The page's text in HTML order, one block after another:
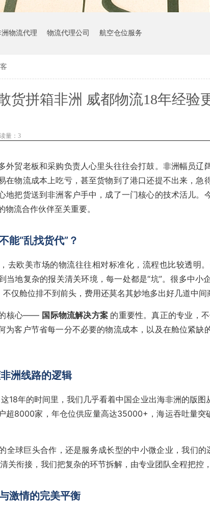
洲物流代理 物流代理公司 航空仓位服务
货拼箱非洲 威都物流18年经验
量： 3
外贸老板和采购负责人心里头往往会打鼓。非洲幅员辽
在物流成本上吃亏，甚至货物到了港口还提不出来，
地把货送到非洲客户手中，成了一门核心的技术活儿。
流合作伙伴至关重要。
能“乱找货代”？
去欧美市场的物流往往相对标准化，流程也比较透明
当地复杂的报关清关环境，每一处都是“坑”。很多中小
仅舱位排不到前头，费用还莫名其妙地多出好几道中间
的核心—— 国际物流解决方案 的重要性。真正的专业，
为客户节省每一分不必要的物流成本，以及在舱位紧缺
洲线路的逻辑
18年的时间里，我们几乎看着中国企业出海非洲的版
超8000家，年仓位供应量高达35000+，海运吞吐量
全球巨头合作，还是服务成长型的中小微企业，我们的
关衔接，我们把复杂的环节拆解，由专业团队全程把控
激情的完美平衡